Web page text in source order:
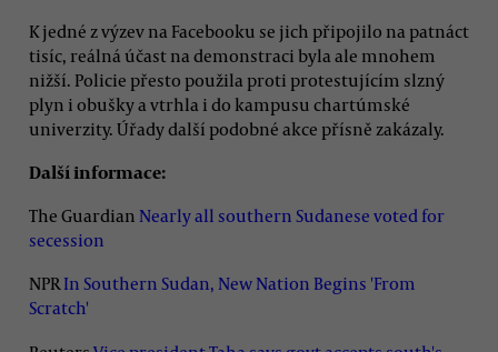
K jedné z výzev na Facebooku se jich připojilo na patnáct
tisíc, reálná účast na demonstraci byla ale mnohem
nižší. Policie přesto použila proti protestujícím slzný
plyn i obušky a vtrhla i do kampusu chartúmské
univerzity. Úřady další podobné akce přísně zakázaly.
Další informace:
The Guardian Nearly all southern Sudanese voted for
secession
NPRIn Southern Sudan, New Nation Begins 'From
Scratch'